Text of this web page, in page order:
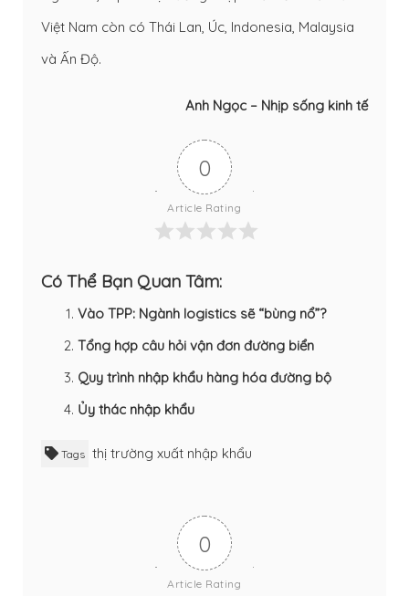
Việt Nam còn có Thái Lan, Úc, Indonesia, Malaysia
và Ấn Độ.
Anh Ngọc – Nhịp sống kinh tế
0
Article Rating
Có Thể Bạn Quan Tâm:
Vào TPP: Ngành logistics sẽ “bùng nổ”?
Tổng hợp câu hỏi vận đơn đường biển
Quy trình nhập khẩu hàng hóa đường bộ
Ủy thác nhập khẩu
Tags thị trường xuất nhập khẩu
0
Article Rating